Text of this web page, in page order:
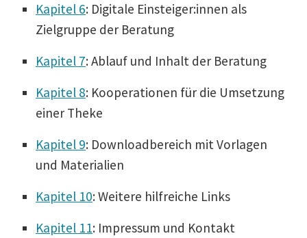
Kapitel 6: Digitale Einsteiger:innen als
Zielgruppe der Beratung
Kapitel 7: Ablauf und Inhalt der Beratung
Kapitel 8: Koope­ra­tionen für die Umsetzung
einer Theke
Kapitel 9: Download­be­reich mit Vorlagen
und Materialien
Kapitel 10: Weitere hilfreiche Links
Kapitel 11: Impressum und Kontakt